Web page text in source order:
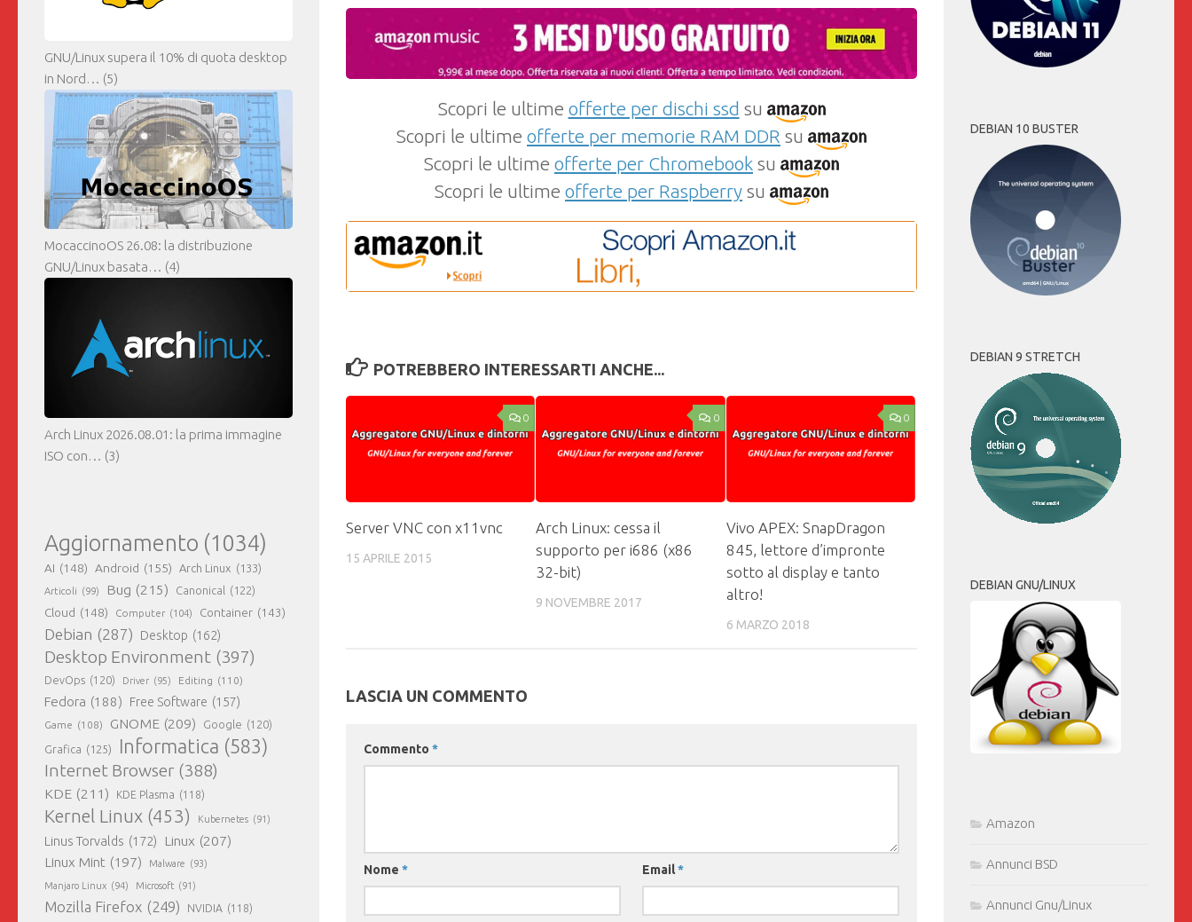
Scopri le ultime offerte per dischi ssd su
Scopri le ultime offerte per memorie RAM DDR su
Scopri le ultime offerte per Chromebook su
Scopri le ultime offerte per Raspberry su
POTREBBERO INTERESSARTI ANCHE...
0
Server VNC con x11vnc
15 APRILE 2015
0
Arch Linux: cessa il
supporto per i686 (x86
32-bit)
9 NOVEMBRE 2017
0
Vivo APEX: SnapDragon
845, lettore d’impronte
sotto al display e tanto
altro!
6 MARZO 2018
LASCIA UN COMMENTO
Commento *
Nome * Email*
GNU/Linux supera il 10% di quota desktop
in Nord… (5)
MocaccinoOS 26.08: la distribuzione
GNU/Linux basata… (4)
Arch Linux 2026.08.01: la prima immagine
ISO con… (3)
Aggiornamento (1034)
AI (148) Android (155) Arch Linux (133)
Articoli (99) Bug (215) Canonical (122)
Cloud (148) Computer (104) Container (143)
Debian (287) Desktop (162)
Desktop Environment (397)
DevOps (120) Driver (95) Editing (110)
Fedora (188) Free Software (157)
Game (108) GNOME (209) Google (120)
Grafica (125) Informatica (583)
Internet Browser (388)
KDE (211) KDE Plasma (118)
Kernel Linux (453) Kubernetes (91)
Linus Torvalds (172) Linux (207)
Linux Mint (197) Malware (93)
Manjaro Linux (94) Microsoft (91)
Mozilla Firefox (249) NVIDIA (118)
DEBIAN 10 BUSTER
DEBIAN 9 STRETCH
DEBIAN GNU/LINUX
Amazon
Annunci BSD
Annunci Gnu/Linux